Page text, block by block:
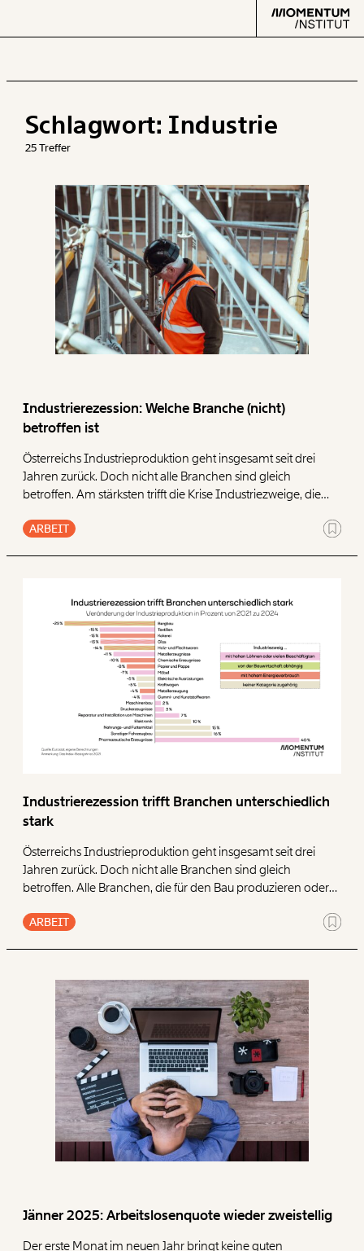
Arbeit
Verteilung
Klima
Datensätze
Projekte
Erbschaftssteuer-Rechner
Koalitions-Kompass
Arbeitslosenrechner
Befristungs-Monitor
Parlagram
Team
Pressebereich
Jobs & Fellowships
Text second
Schlagwort: Industrie
25 Treffer
Industrierezession: Welche Branche (nicht)
betroffen ist
Österreichs Industrieproduktion geht insgesamt seit drei
Jahren zurück. Doch nicht alle Branchen sind gleich
betroffen. Am stärksten trifft die Krise Industriezweige, die
wie eine Auswertung des Momentum Instituts zeigt. Ein
ARBEIT
Industrierezession trifft Branchen unterschiedlich
stark
Österreichs Industrieproduktion geht insgesamt seit drei
Jahren zurück. Doch nicht alle Branchen sind gleich
betroffen. Alle Branchen, die für den Bau produzieren oder
noch drei Jahre zuvor (2021). Personalintensive Branchen
Einige von ihnen weisen einen Produktionsanstieg auf,
einige einen Rückgang. Die Einteilung der Branchen in
Kategorien erfolgte auf Basis von Zahlen der
Oesterreichischen Nationalbank (September 2024
Konjunktur-Interimsprognose).
ARBEIT
Jänner 2025: Arbeitslosenquote wieder zweistellig
Der erste Monat im neuen Jahr bringt keine guten